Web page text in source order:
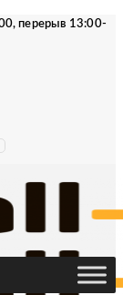
перерыв 13:00-